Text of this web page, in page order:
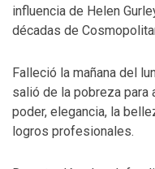
influencia de Helen
décadas de
Falleció la mañana del
salió de la pobreza
poder, elegancia, la
logros profesionales.